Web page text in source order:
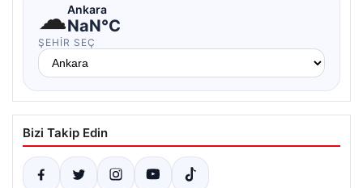
☁Ankara
NaN°C
ŞEHIR SEÇ
Bizi Takip Edin